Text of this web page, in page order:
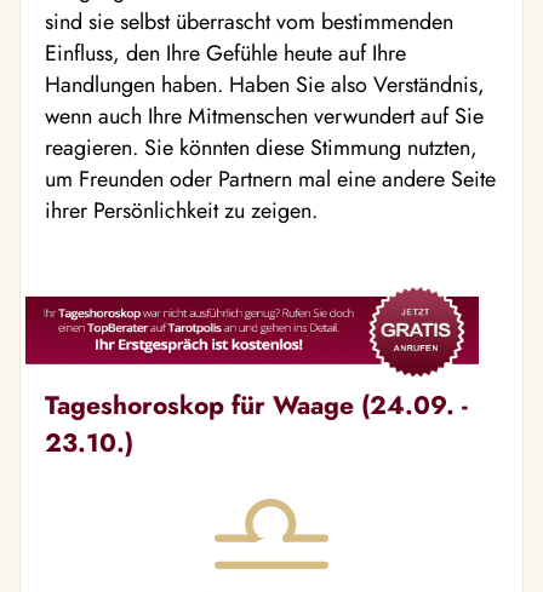
sind sie selbst überrascht vom bestimmenden
Einfluss, den Ihre Gefühle heute auf Ihre
Handlungen haben. Haben Sie also Verständnis,
wenn auch Ihre Mitmenschen verwundert auf Sie
reagieren. Sie könnten diese Stimmung nutzten,
um Freunden oder Partnern mal eine andere Seite
ihrer Persönlichkeit zu zeigen.
Tageshoroskop für Waage (24.09. -
23.10.)